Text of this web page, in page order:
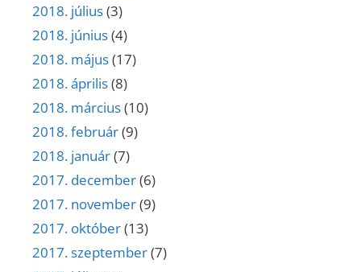
2018. július(3)
2018. június(4)
2018. május(17)
2018. április(8)
2018. március(10)
2018. február(9)
2018. január(7)
2017. december(6)
2017. november(9)
2017. október(13)
2017. szeptember(7)